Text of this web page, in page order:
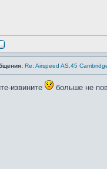
Re: Airspeed AS.45
извините больше не